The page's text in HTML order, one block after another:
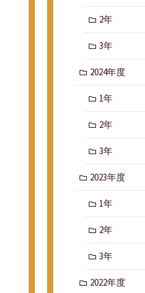
2年
3年
2024年度
1年
2年
3年
2023年度
1年
2年
3年
2022年度